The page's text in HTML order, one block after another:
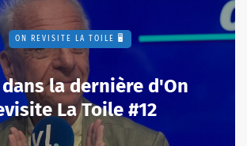
ON REVISITE LA TOILE 🖥️
dans la dernière d'On
La Toile #12